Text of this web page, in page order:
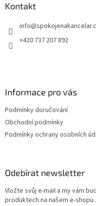
Kontakt
info@
+420 737 207 892
Informace pro vás
Podmínky doručování
Obchodní podmínky
Podmínky ochrany osobních
Odebírat newsletter
Vložte svůj e-mail a my vám
produktech na našem e-shopu.